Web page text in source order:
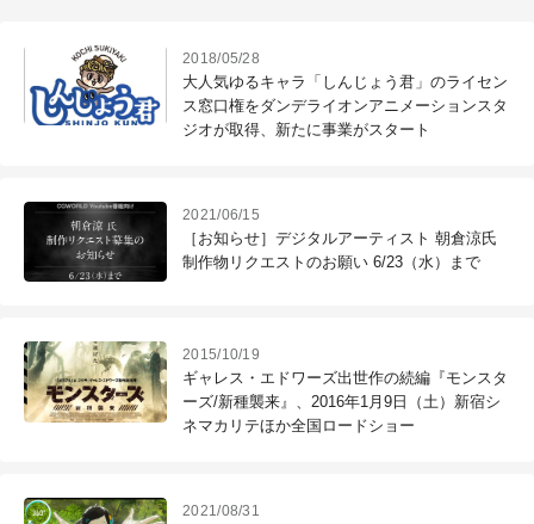
2018/05/28
大人気ゆるキャラ「しんじょう君」のライセン
ス窓口権をダンデライオンアニメーションスタ
ジオが取得、新たに事業がスタート
2021/06/15
［お知らせ］デジタルアーティスト 朝倉涼氏
制作物リクエストのお願い 6/23（水）まで
2015/10/19
ギャレス・エドワーズ出世作の続編『モンスタ
ーズ/新種襲来』、2016年1月9日（土）新宿シ
ネマカリテほか全国ロードショー
2021/08/31